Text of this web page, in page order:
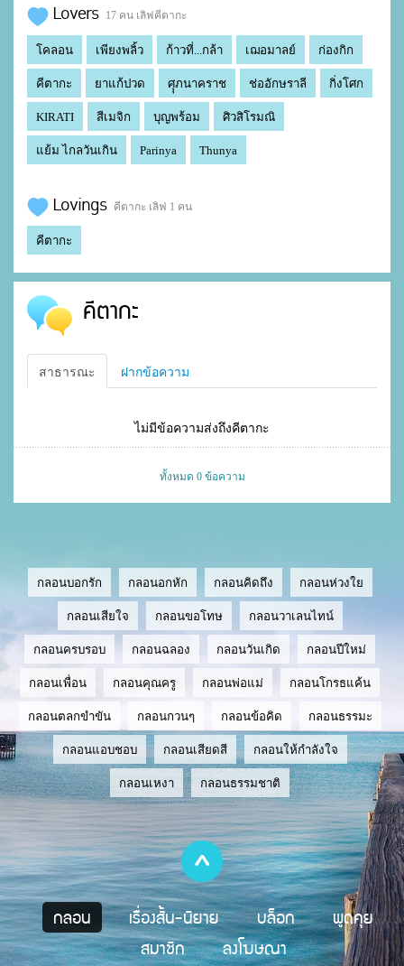
Lovers 17 คน เลิฟคีตากะ
โคลอน เพียงพลิ้ว ก้าวที่...กล้า เฌอมาลย์ ก่องกิก
คีตากะ ยาแก้ปวด ศุุภนาคราช ช่ออักษราลี กิ่งโศก
KIRATI สีเมจิก บุญพร้อม ศิวสิโรมณิ
แย้ม ไกลวันเกิน Parinya Thunya
Lovings คีตากะ เลิฟ 1 คน
คีตากะ
คีตากะ
สาธารณะ ฝากข้อความ
ไม่มีข้อความส่งถึงคีตากะ
ทั้งหมด 0 ข้อความ
กลอนบอกรัก กลอนอกหัก กลอนคิดถึง กลอนห่วงใย
กลอนเสียใจ กลอนขอโทษ กลอนวาเลนไทน์
กลอนครบรอบ กลอนฉลอง กลอนวันเกิด กลอนปีใหม่
กลอนเพื่อน กลอนคุณครู กลอนพ่อแม่ กลอนโกรธแค้น
กลอนตลกขำขัน กลอนกวนๆ กลอนข้อคิด กลอนธรรมะ
กลอนแอบชอบ กลอนเสียดสี กลอนให้กำลังใจ
กลอนเหงา กลอนธรรมชาติ
กลอน เรื่องสั้น-นิยาย บล็อก
พูดคุย
สมาชิก
ลงโฆษณา